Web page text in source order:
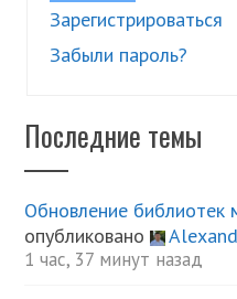
Зарегистрироваться
Забыли пароль?
Последние темы
Обновление библиотек
опубликовано
1 час, 37 минут назад